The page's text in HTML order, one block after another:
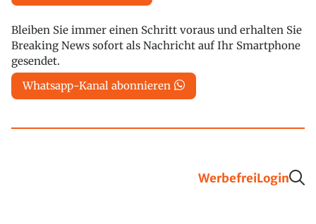
Bleiben Sie immer einen Schritt voraus und erhalten Sie
Breaking News sofort als Nachricht auf Ihr Smartphone
gesendet.
Whatsapp-Kanal abonnieren
WerbefreiLogin